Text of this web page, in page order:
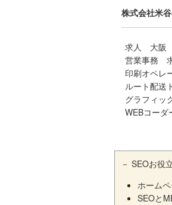
株式会社米
求人 大阪
営業事務
印刷オペ
ルート配
グラフィ
WEBコー
－ SEOお役
ホーム
SEOと